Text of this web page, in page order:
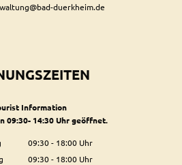
duerkheim.de
Information
09:30- 14:30 Uhr geöffnet.
09:30- 18:00Uhr
Von 09:30 bis 18:00 Uhr
09:30- 18:00Uhr